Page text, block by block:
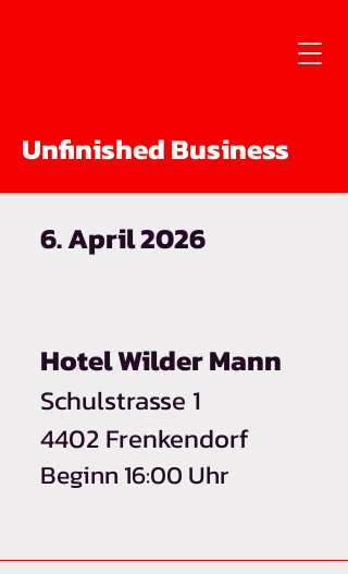
Unfinished Business
6. April 2026
Hotel Wilder Mann
Schulstrasse 1
4402 Frenkendorf
Beginn 16:00 Uhr